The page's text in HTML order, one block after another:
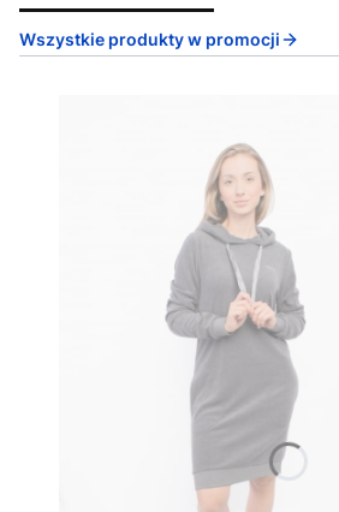
Wszystkie produkty w promocji